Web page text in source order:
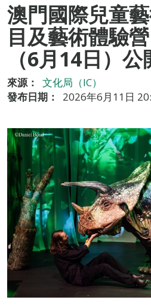
澳門國際兒童
目及藝術體驗
（6月14日）
來源：
文化局（IC）
發布日期：
2026年6月11日